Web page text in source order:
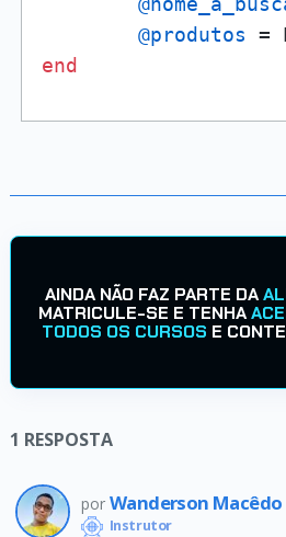
@produtos =
end
AINDA NÃO FAZ PARTE DA
MATRICULE-SE E TENHA
TODOS OS CURSOS E
1 RESPOSTA
por Wanderson Macêdo
Instrutor